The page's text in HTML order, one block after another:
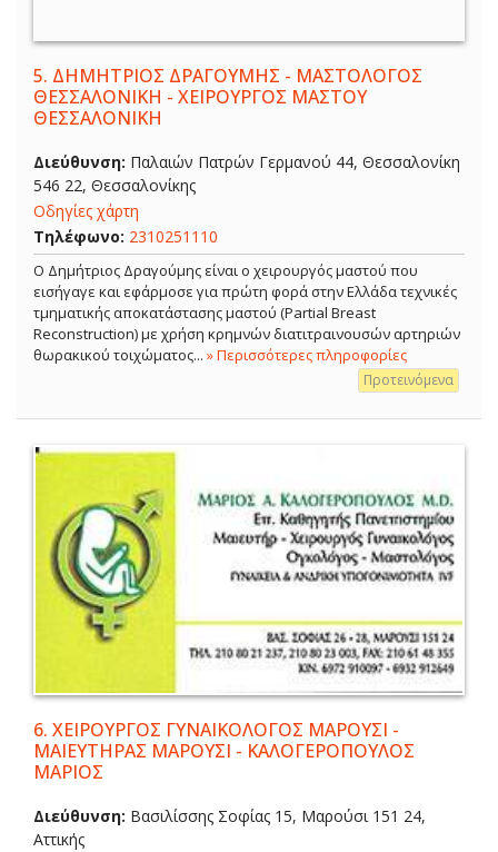
5. ΔΗΜΗΤΡΙΟΣ ΔΡΑΓΟΥΜΗΣ - ΜΑΣΤΟΛΟΓΟΣ
ΘΕΣΣΑΛΟΝΙΚΗ - ΧΕΙΡΟΥΡΓΟΣ ΜΑΣΤΟΥ
ΘΕΣΣΑΛΟΝΙΚΗ
Διεύθυνση: Παλαιών Πατρών Γερμανού 44, Θεσσαλονίκη
546 22, Θεσσαλονίκης
Οδηγίες χάρτη
Τηλέφωνο: 2310251110
Ο Δημήτριος Δραγούμης είναι ο χειρουργός μαστού που
εισήγαγε και εφάρμοσε για πρώτη φορά στην Ελλάδα τεχνικές
τμηματικής αποκατάστασης μαστού (Partial Breast
Reconstruction) με χρήση κρημνών διατιτραινουσών αρτηριών
θωρακικού τοιχώματος... » Περισσότερες πληροφορίες
Προτεινόμενα
6. ΧΕΙΡΟΥΡΓΟΣ ΓΥΝΑΙΚΟΛΟΓΟΣ ΜΑΡΟΥΣΙ -
ΜΑΙΕΥΤΗΡΑΣ ΜΑΡΟΥΣΙ - ΚΑΛΟΓΕΡΟΠΟΥΛΟΣ
ΜΑΡΙΟΣ
Διεύθυνση: Βασιλίσσης Σοφίας 15, Μαρούσι 151 24,
Αττικής